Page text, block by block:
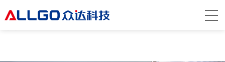
粉色app直播,粉色视频网站,粉色成年视频
app,粉色视频在线观看